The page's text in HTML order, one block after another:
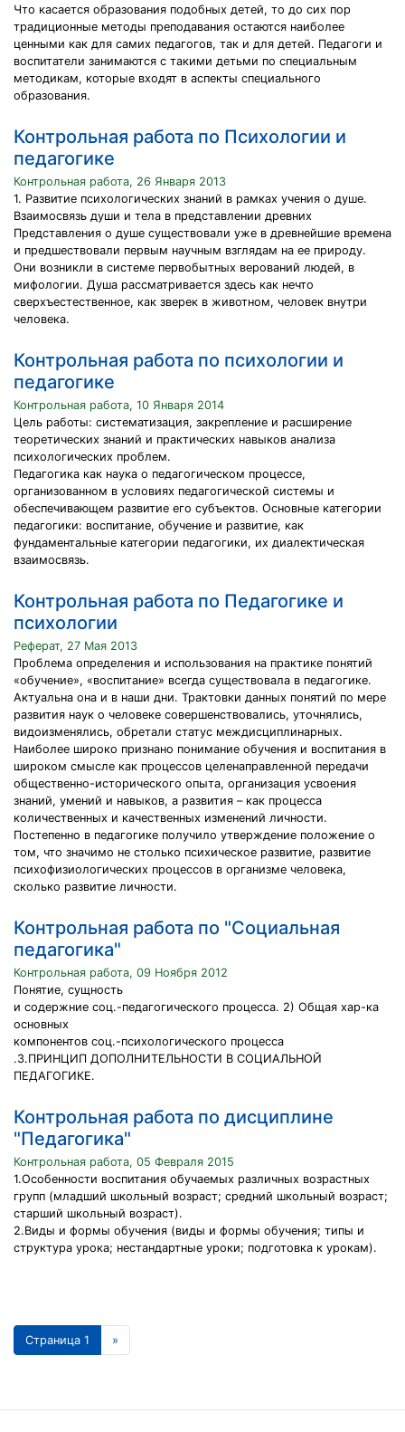
Что касается образования подобных детей, то до сих пор
традиционные методы преподавания остаются наиболее
ценными как для самих педагогов, так и для детей. Педагоги и
воспитатели занимаются с такими детьми по специальным
методикам, которые входят в аспекты специального
образования.
Контрольная работа по Психологии и
педагогике
Контрольная работа, 26 Января 2013
1. Развитие психологических знаний в рамках учения о душе.
Взаимосвязь души и тела в представлении древних
Представления о душе существовали уже в древнейшие времена
и предшествовали первым научным взглядам на ее природу.
Они возникли в системе первобытных верований людей, в
мифологии. Душа рассматривается здесь как нечто
сверхъестественное, как зверек в животном, человек внутри
человека.
Контрольная работа по психологии и
педагогике
Контрольная работа, 10 Января 2014
Цель работы: систематизация, закрепление и расширение
теоретических знаний и практических навыков анализа
психологических проблем.
Педагогика как наука о педагогическом процессе,
организованном в условиях педагогической системы и
обеспечивающем развитие его субъектов. Основные категории
педагогики: воспитание, обучение и развитие, как
фундаментальные категории педагогики, их диалектическая
взаимосвязь.
Контрольная работа по Педагогике и
психологии
Реферат, 27 Мая 2013
Проблема определения и использования на практике понятий
«обучение», «воспитание» всегда существовала в педагогике.
Актуальна она и в наши дни. Трактовки данных понятий по мере
развития наук о человеке совершенствовались, уточнялись,
видоизменялись, обретали статус междисциплинарных.
Наиболее широко признано понимание обучения и воспитания в
широком смысле как процессов целенаправленной передачи
общественно-исторического опыта, организация усвоения
знаний, умений и навыков, а развития – как процесса
количественных и качественных изменений личности.
Постепенно в педагогике получило утверждение положение о
том, что значимо не столько психическое развитие, развитие
психофизиологических процессов в организме человека,
сколько развитие личности.
Контрольная работа по "Социальная
педагогика"
Контрольная работа, 09 Ноября 2012
Понятие, сущность
и содержние соц.-педагогического процесса. 2) Общая хар-ка
основных
компонентов соц.-психологического процесса
.3.ПРИНЦИП ДОПОЛНИТЕЛЬНОСТИ В СОЦИАЛЬНОЙ
ПЕДАГОГИКЕ.
Контрольная работа по дисциплине
"Педагогика"
Контрольная работа, 05 Февраля 2015
1.Особенности воспитания обучаемых различных возрастных
групп (младший школьный возраст; средний школьный возраст;
старший школьный возраст).
2.Виды и формы обучения (виды и формы обучения; типы и
структура урока; нестандартные уроки; подготовка к урокам).
Страница 1 »